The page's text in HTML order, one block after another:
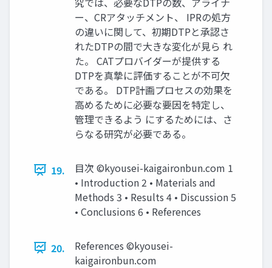
ー、CRアタッチメント、 IPRの処方
の違いに関して、初期DTPと承認さ
れたDTPの間で大きな変化が見ら れ
た。 CATプロバイダーが提供する
DTPを真摯に評価することが不可欠
である。 DTP計画プロセスの効果を
高めるために必要な要因を特定し、
管理できるよう にするためには、さ
らなる研究が必要である。
19.
目次 ©kyousei-kaigaironbun.com 1
• Introduction 2 • Materials and
Methods 3 • Results 4 • Discussion 5
• Conclusions 6 • References
20.
References ©kyousei-
kaigaironbun.com